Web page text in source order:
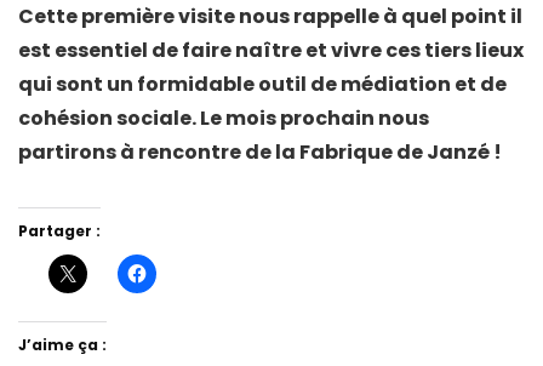
Cette première visite nous rappelle à quel point il
est essentiel de faire naître et vivre ces tiers lieux
qui sont un formidable outil de médiation et de
cohésion sociale. Le mois prochain nous
partirons à rencontre de la Fabrique de Janzé !
Partager :
J’aime ça :